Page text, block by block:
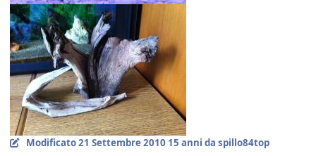
Modificato21 Settembre 2010 15 anni da spillo84top